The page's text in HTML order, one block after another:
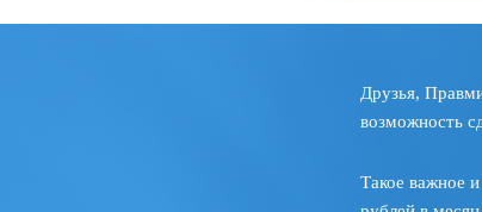
Друзья,
возможность
Такое важное